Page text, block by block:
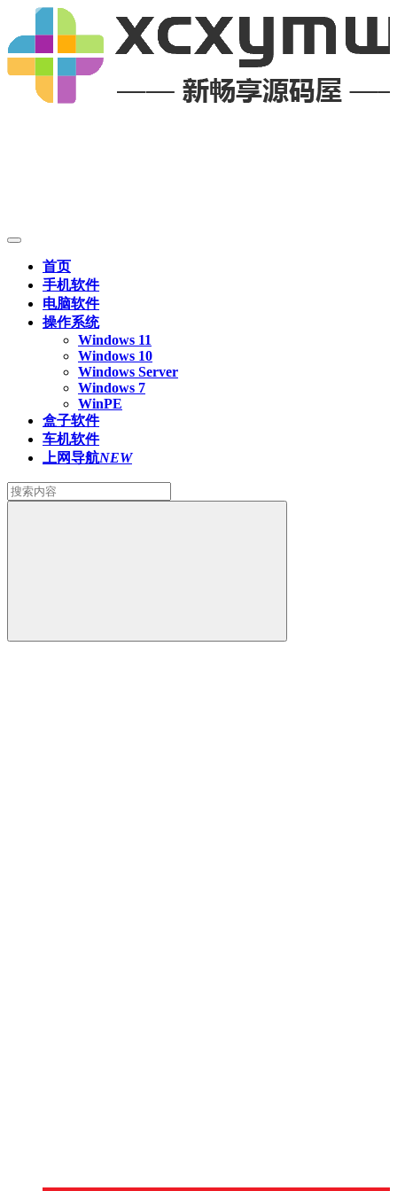
首页
手机软件
电脑软件
操作系统
Windows 11
Windows 10
Windows Server
Windows 7
WinPE
盒子软件
车机软件
上网导航NEW